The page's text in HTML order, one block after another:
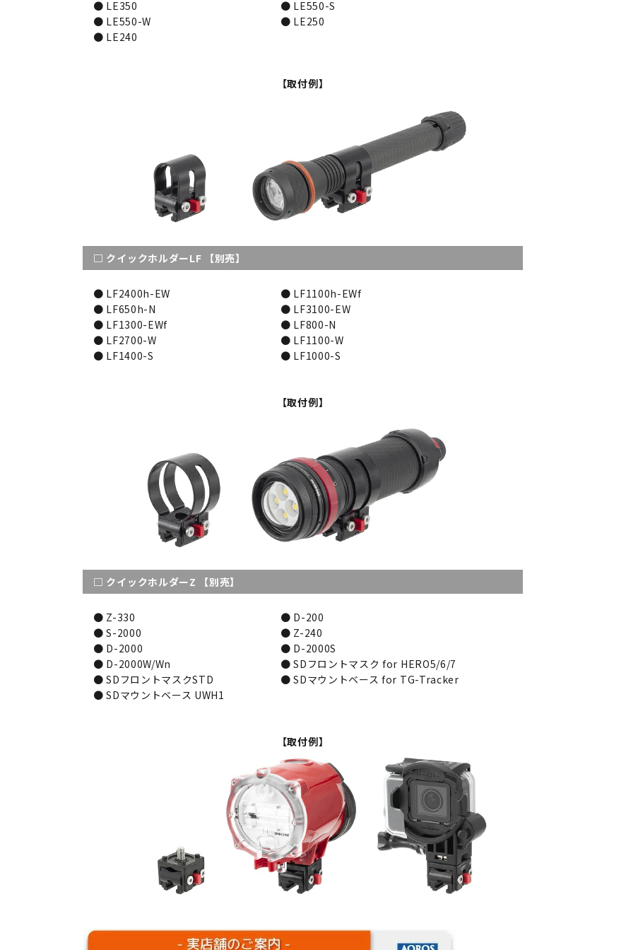
● LE350
● LE550-W
● LE240
● LE550-S
● LE250
【取付例】
□ クイックホルダーLF 【別売】
● LF2400h-EW
● LF650h-N
● LF1300-EWf
● LF2700-W
● LF1400-S
● LF1100h-EWf
● LF3100-EW
● LF800-N
● LF1100-W
● LF1000-S
【取付例】
□ クイックホルダーZ 【別売】
● Z-330
● S-2000
● D-2000
● D-2000W/Wn
● SDフロントマスクSTD
● SDマウントベース UWH1
● D-200
● Z-240
● D-2000S
● SDフロントマスク for HERO5/6/7
● SDマウントベース for TG-Tracker
【取付例】